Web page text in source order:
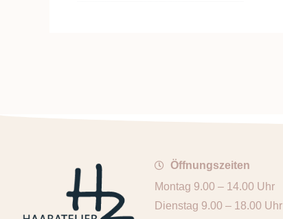
Öffnungszeiten
Montag 9.00 – 14.00 Uhr
Dienstag 9.00 – 18.00 Uhr